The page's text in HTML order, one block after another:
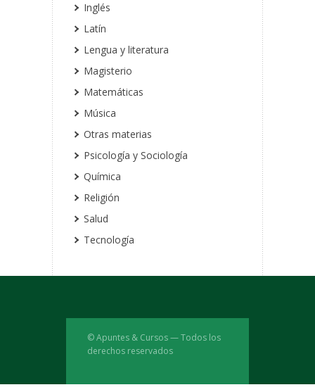
Inglés
Latín
Lengua y literatura
Magisterio
Matemáticas
Música
Otras materias
Psicología y Sociología
Química
Religión
Salud
Tecnología
© Apuntes & Cursos — Todos los
derechos reservados